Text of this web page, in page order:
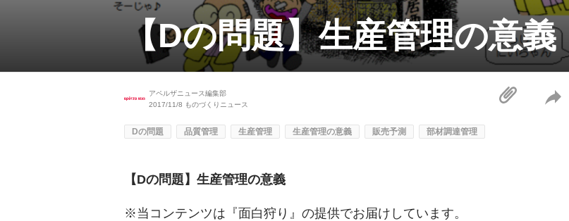
【Dの問題】生産管理の意義
アペルザニュース編集部
2017/11/8 ものづくりニュース
Dの問題 品質管理 生産管理 生産管理の意義 販売予測 部材調達管理
【Dの問題】生産管理の意義
※当コンテンツは 『面白狩り』 の提供でお届けしています。